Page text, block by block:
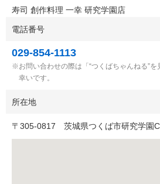
寿司 創作料理 一幸 研究学園店
電話番号
029-854-1113
お問い合わせの際は「“つくばちゃんねる”
幸いです。
所在地
〒 305-0817 茨城県つくば市研究学園